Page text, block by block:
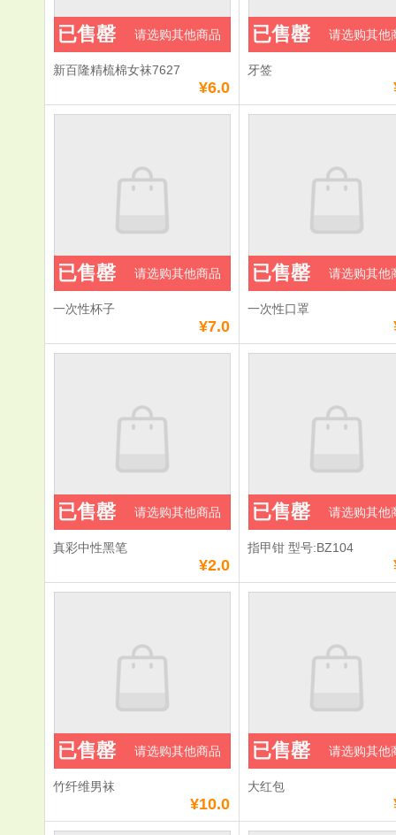
新百隆精梳棉女袜7627
¥6.0
已售罄 请选购其他商品
牙签
已售罄 请选购其他
一次性杯子
¥7.0
已售罄 请选购其他商品
一次性口罩
已售罄 请选购其他
真彩中性黑笔
¥2.0
已售罄 请选购其他商品
指甲钳 型号:BZ104
已售罄 请选购其他
竹纤维男袜
¥10.0
已售罄 请选购其他商品
大红包
已售罄 请选购其他